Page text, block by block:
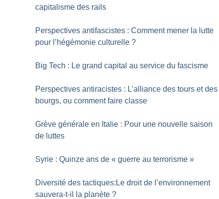
capitalisme des rails
Perspectives antifascistes : Comment mener la lutte
pour l’hégémonie culturelle ?
Big Tech : Le grand capital au service du fascisme
Perspectives antiracistes : L’alliance des tours et des
bourgs, ou comment faire classe
Grève générale en Italie : Pour une nouvelle saison
de luttes
Syrie : Quinze ans de « guerre au terrorisme »
Diversité des tactiques:Le droit de l’environnement
sauvera-t-il la planète ?